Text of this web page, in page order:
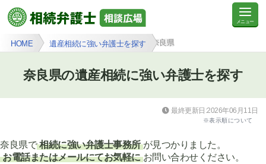
HOME 遺産相続に強い弁護士を探す 奈良県
奈良県の遺産相続に強い弁護士を探す
最終更新日:2026年06月11日
※表示順について
奈良県で 相続に強い弁護士事務所 が見つかりました。
お電話またはメールにてお気軽に お問い合わせください。